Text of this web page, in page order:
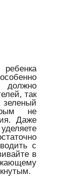
должно
так
зеленый
не
Даже
с
в